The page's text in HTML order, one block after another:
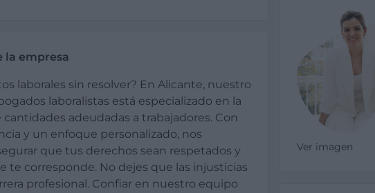
la empresa
laborales sin resolver? En Alicante, nuestro
laboralistas está especializado en la
adeudadas a trabajadores. Con
y un enfoque personalizado, nos
que tus derechos sean respetados y
te corresponde. No dejes que las injusticias
profesional. Confiar en nuestro equipo
Ver imagen